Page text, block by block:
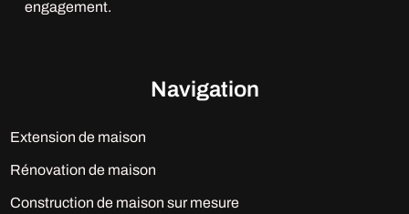
engagement.
Navigation
Extension de maison
Rénovation de maison
Construction de maison sur mesure